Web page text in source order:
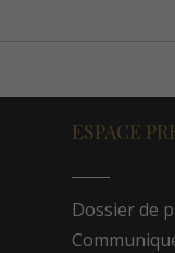
ESPACE
Dossier de